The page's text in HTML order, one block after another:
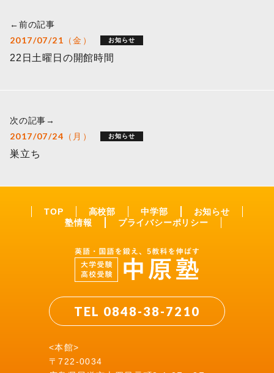
←前の記事
2017/07/21（金） お知らせ
22日土曜日の開館時間
次の記事→
2017/07/24（月） お知らせ
巣立ち
TOP 高校部 中学部
お知らせ
塾情報
プライバシーポリシー
TEL 0848-38-7210
<本館>
〒722-0034